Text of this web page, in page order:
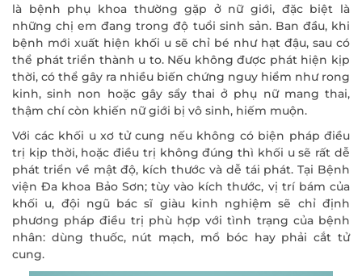
là bệnh phụ khoa thường gặp ở nữ giới, đặc biệt là
những chị em đang trong độ tuổi sinh sản. Ban đầu, khi
bệnh mới xuất hiện khối u sẽ chỉ bé như hạt đậu, sau có
thể phát triển thành u to. Nếu không được phát hiện kịp
thời, có thể gây ra nhiều biến chứng nguy hiểm như rong
kinh, sinh non hoặc gây sẩy thai ở phụ nữ mang thai,
thậm chí còn khiến nữ giới bị vô sinh, hiếm muộn.
Với các khối u xơ tử cung nếu không có biện pháp điều
trị kịp thời, hoặc điều trị không đúng thì khối u sẽ rất dễ
phát triển về mật độ, kích thước và dễ tái phát. Tại Bệnh
viện Đa khoa Bảo Sơn; tùy vào kích thước, vị trí bám của
khối u, đội ngũ bác sĩ giàu kinh nghiệm sẽ chỉ định
phương pháp điều trị phù hợp với tình trạng của bệnh
nhân: dùng thuốc, nút mạch, mổ bóc hay phải cắt tử
cung.